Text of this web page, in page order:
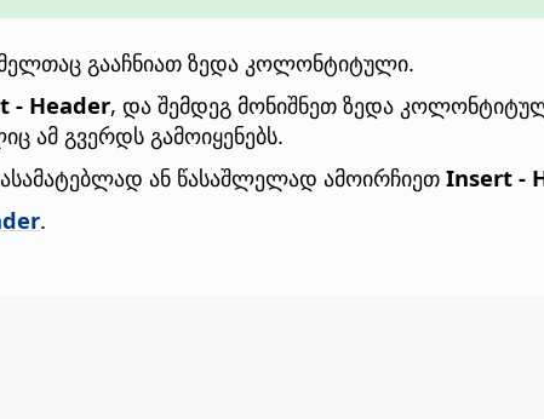
გააჩნიათ ზედა კოლონტიტული.
- Header, და შემდეგ მონიშნეთ ზედა
გვერდს გამოიყენებს.
ან წასაშლელად ამოირჩიეთ Insert -
.